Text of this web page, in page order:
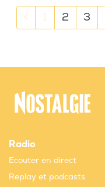
1 2 3
Radio
Ecouter en direct
Replay et podcasts